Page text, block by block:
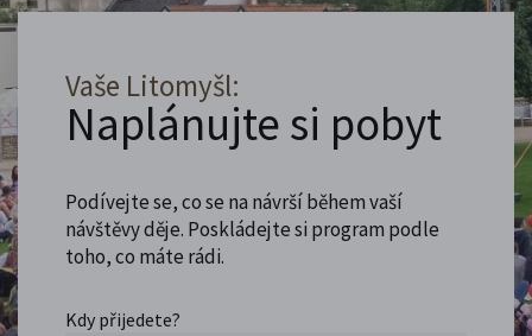
Vaše Litomyšl:
Naplánujte si pobyt
Podívejte se, co se na návrší během vaší
návštěvy děje. Poskládejte si program podle
toho, co máte rádi.
Kdy přijedete?